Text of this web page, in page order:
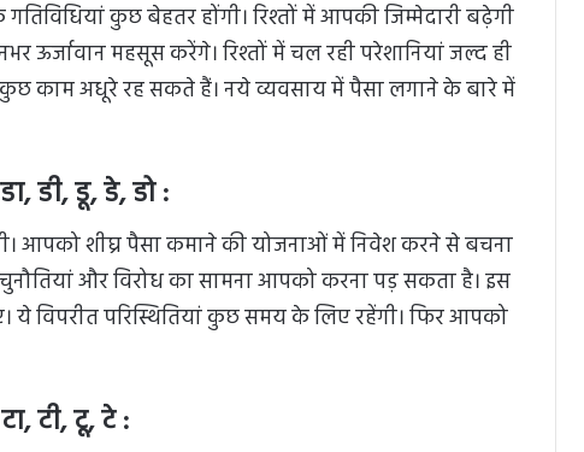
कुछ बेहतर होंगी। रिश्तों में आपकी जिम्मेदारी बढ़ेगी
ऊर्जावान महसूस करेंगे। रिश्तों में चल रही परेशानियां जल्द ही
काम अधूरे रह सकते हैं। नये व्यवसाय में पैसा लगाने के बारे में
डी, डू, डे, डो :
आपको शीघ्र पैसा कमाने की योजनाओं में निवेश करने से बचना
और विरोध का सामना आपको करना पड़ सकता है। इस
ये विपरीत परिस्थितियां कुछ समय के लिए रहेंगी। फिर आपको
टी, टू, टे :